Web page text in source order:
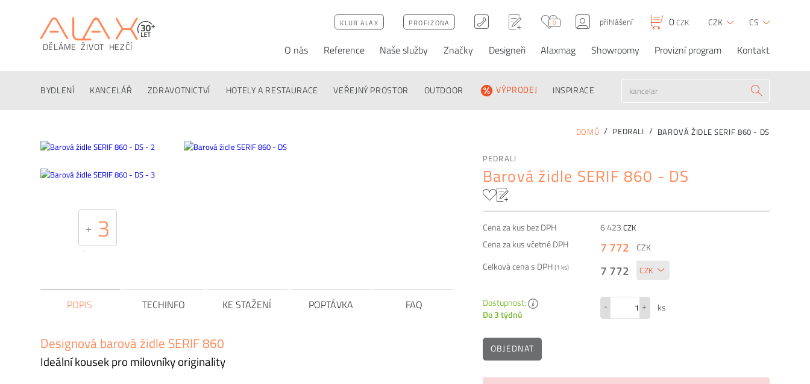
DĚLÁME ŽIVOT HEZČÍ
KLUB ALAX PROFIZONA 0 přihlášení 0CZK CZK CS
O nás Reference Naše služby Značky Designeři Alaxmag Showroomy Provizní program Kontakt
BYDLENÍ KANCELÁŘ ZDRAVOTNICTVÍ HOTELY A RESTAURACE VEŘEJNÝ PROSTOR OUTDOOR VÝPRODEJ INSPIRACE
Alternativy Poptávka FAQ
Barová židle SERIF
7 772 CZK OBJEDNAT 0CZK
DOMŮ PEDRALI BAROVÁ ŽIDLE SERIF 860 - DS
PEDRALI
Barová židle SERIF 860 - DS
Cena za kus bez DPH 6 423 CZK
Cena za kus včetně DPH
7 772
CZK
Celková cena s DPH(1ks) 7 772
Dostupnost:
Do 3 týdnů
- + ks
OBJEDNAT
+ 3
POPIS TECHINFO KE STAŽENÍ POPTÁVKA FAQ
Designová barová židle SERIF 860
Ideální kousek pro milovníky originality